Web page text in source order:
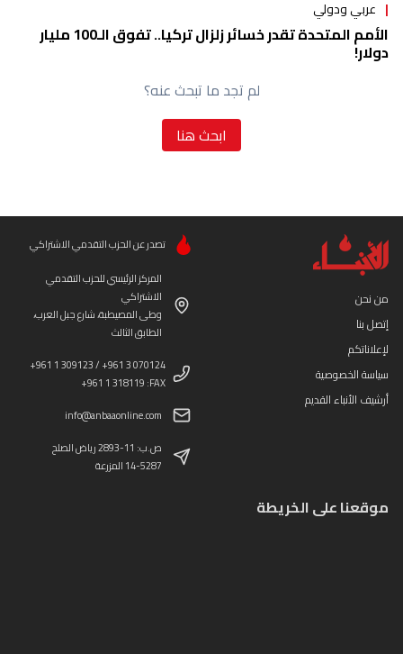
عربي ودولي
الأمم المتحدة تقدر خسائر زلزال تركيا.. تفوق الـ100 مليار
دولار!
لم تجد ما تبحث عنه؟
ابحث هنا
من نحن
إتصل بنا
لإعلاناتكم
سياسة الخصوصية
أرشيف الأنباء القديم
تصدر عن الحزب التقدمي الاشتراكي
المركز الرئيسي للحزب التقدمي
الاشتراكي
وطى المصيطبة، شارع جبل العرب،
الطابق الثالث
+961 1 309123 / +961 3 070124
+961 1 318119 :FAX
info@anbaaonline.com
ص.ب: 11-2893 رياض الصلح
14-5287 المزرعة
موقعنا على الخريطة